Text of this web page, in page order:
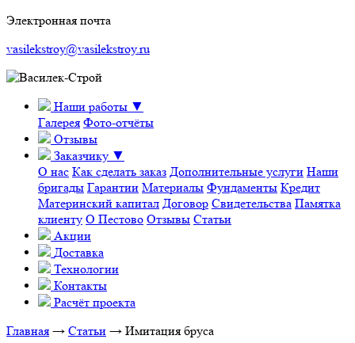
Электронная почта
vasilekstroy@vasilekstroy.ru
Наши работы ▼
Галерея Фото-отчёты
Отзывы
Заказчику ▼
О нас Как сделать заказ Дополнительные услуги Наши
бригады Гарантии Материалы Фундаменты Кредит
Материнский капитал Договор Свидетельства Памятка
клиенту О Пестово Отзывы Статьи
Акции
Доставка
Технологии
Контакты
Расчёт проекта
Главная → Статьи → Имитация бруса